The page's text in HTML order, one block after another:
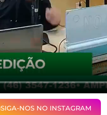
SIGA-NOS NO INSTAGRAM